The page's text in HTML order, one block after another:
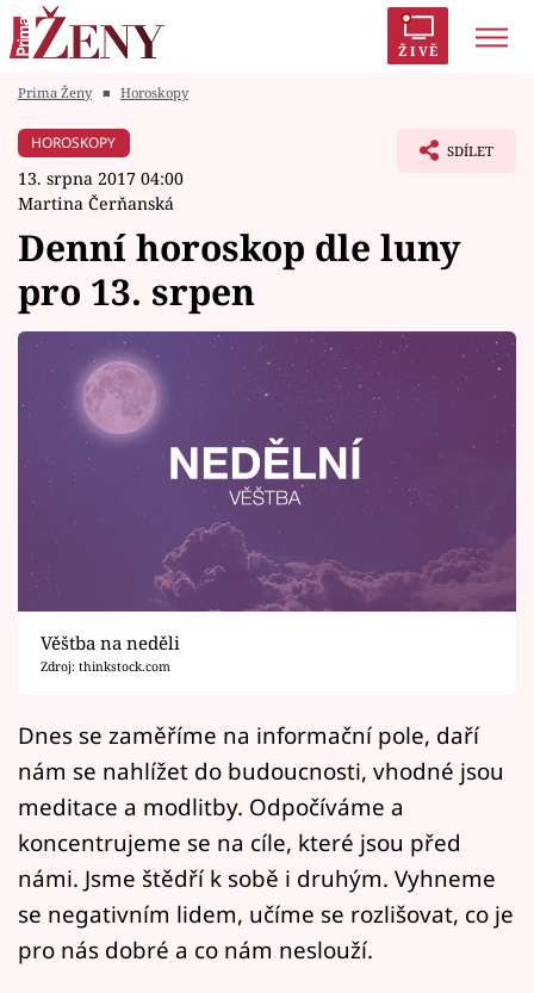
ŽIVĚ
Módní alarm
Témata
Celebrity
Vztahy
Seriály
Sledujte prima+
Filmový festival Karlovy Vary
Mámy sobě
Přihlášení
Sledujte nás
Prima Ženy ■ Horoskopy
HOROSKOPY
13. srpna 2017 04:00
Martina Čerňanská
SDÍLET
Denní horoskop dle luny
pro 13. srpen
Věštba na neděli
Zdroj: thinkstock.com
Dnes se zaměříme na informační pole, daří
nám se nahlížet do budoucnosti, vhodné jsou
meditace a modlitby. Odpočíváme a
koncentrujeme se na cíle, které jsou před
námi. Jsme štědří k sobě i druhým. Vyhneme
se negativním lidem, učíme se rozlišovat, co je
pro nás dobré a co nám neslouží.